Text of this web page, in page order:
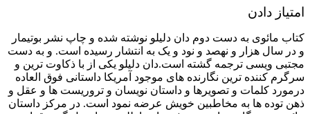
امتیاز دادن
کتاب مائوی به دست دوم دان دلیلو نوشته شده و چاپ نشر بوتیمار
و در سال هزار و نهصد و نود و یک به انتشار رسیده است. و به دست
مجتبی ویسی ترجمه گشته است.دان دلیلو یکی از با ذکاوت ترین و
سرگرم کننده ترین نگارنده های موجود آمریکا داستانی فوق العاده
درمورد کلمات و تصویرها و داستان نویسان و تروریست ها و عقل و
ذهن توده ها به مخاطبین خویش عرضه نمود است. در مرکز داستان